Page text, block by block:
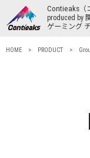
Contieaks
produced by
ゲーミング
HOME > PRODUCT >